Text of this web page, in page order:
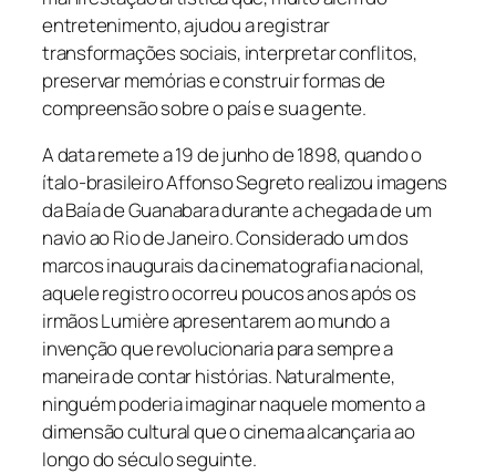
entretenimento, ajudou a registrar
transformações sociais, interpretar conflitos,
preservar memórias e construir formas de
compreensão sobre o país e sua gente.
A data remete a 19 de junho de 1898, quando o
ítalo-brasileiro Affonso Segreto realizou imagens
da Baía de Guanabara durante a chegada de um
navio ao Rio de Janeiro. Considerado um dos
marcos inaugurais da cinematografia nacional,
aquele registro ocorreu poucos anos após os
irmãos Lumière apresentarem ao mundo a
invenção que revolucionaria para sempre a
maneira de contar histórias. Naturalmente,
ninguém poderia imaginar naquele momento a
dimensão cultural que o cinema alcançaria ao
longo do século seguinte.